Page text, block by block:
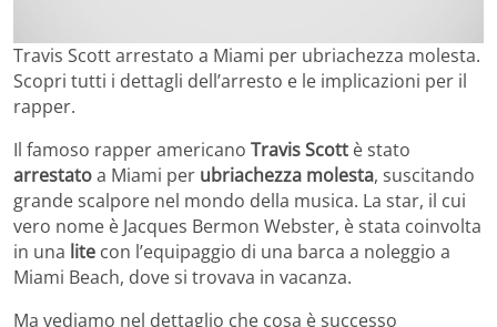
Travis Scott arrestato a Miami per ubriachezza molesta.
Scopri tutti i dettagli dell’arresto e le implicazioni per il
rapper.
Il famoso rapper americano Travis Scott è stato
arrestatoa Miami per ubriachezza molesta, suscitando
grande scalpore nel mondo della musica. La star, il cui
vero nome è Jacques Bermon Webster, è stata coinvolta
in una lite con l’equipaggio di una barca a noleggio a
Miami Beach, dove si trovava in vacanza.
Ma vediamo nel dettaglio che cosa è successo